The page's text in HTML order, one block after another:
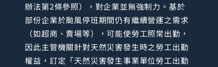
辦法第2條參照），對企業並無強制力。基於
部份企業於颱風停班期間仍有繼續營運之需求
（如超商、賣場等），可能使勞工照常出勤，
因此主管機關針對天然災害發生時之勞工出勤
權益，訂定「天然災害發生事業單位勞工出勤